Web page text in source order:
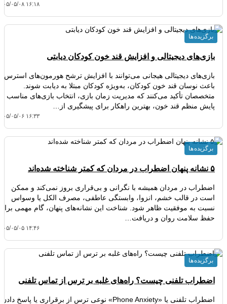
۱۴۰۵/۰۵/۰۸
بازی‌های دیجیتالی و افزایش قند خون کودکان دیابتی
بازی‌های دیجیتالی هیجانی می‌توانند با افزایش ترشح هورمون‌های استرس،
باعث نوسان قند خون کودکان، به‌ویژه کودکان مبتلا به دیابت شوند.
متخصصان تأکید می‌کنند که مدیریت زمان بازی، انتخاب بازی‌های مناسب و
پایش منظم قند خون، بهترین راهکار برای پیشگیری از…
۱۴۰۵/۰۵/۰۶
برگزیده ها
۵ نشانه پنهان اضطراب در مردان که کمتر شناخته شده‌اند
اضطراب در مردان همیشه با نگرانی و بی‌قراری بروز نمی‌کند و ممکن
است در قالب خشم، انزوا، وابستگی عاطفی، مصرف الکل یا وسواس
نسبت به موفقیت ظاهر شود. شناخت این نشانه‌های پنهان، گام مهمی
حفظ سلامت روان و دریافت…
۱۴۰۵/۰۵/۰۵
برگزیده ها
اضطراب تلفنی چیست؟ راه‌های غلبه بر ترس از تماس تلفنی
اضطراب تلفنی یا «Phone Anxiety» نوعی ترس از برقراری یا پاسخ دادن
برگزیده ها